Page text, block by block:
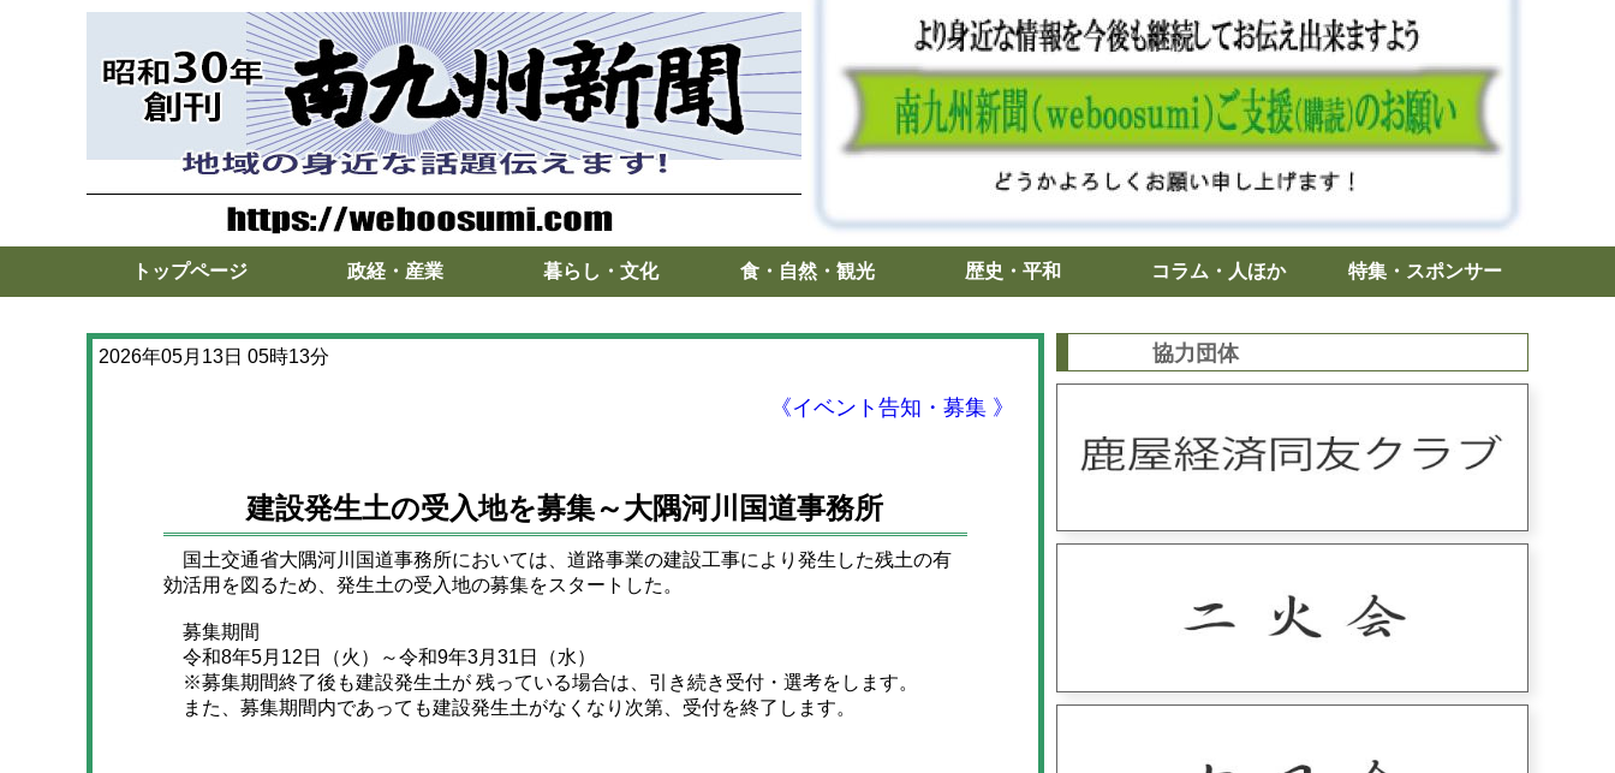
トップページ 政経・産業 暮らし・文化 食・自然・観光 歴史・平和 コラム・人ほか 特集・スポンサー
2026年05月13日 05時13分
《イベント告知・募集 》
建設発生土の受入地を募集～大隅河川国道事務所
国土交通省大隅河川国道事務所においては、道路事業の建設工事により発生した残土の有
効活用を図るため、発生土の受入地の募集をスタートした。
募集期間
令和8年5月12日（火）～令和9年3月31日（水）
※募集期間終了後も建設発生土が 残っている場合は、引き続き受付・選考をします。
また、募集期間内であっても建設発生土がなくなり次第、受付を終了します。
協力団体